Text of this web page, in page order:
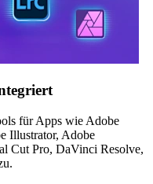
für Apps wie Adobe
Illustrator, Adobe
Cut Pro, DaVinci Resolve,